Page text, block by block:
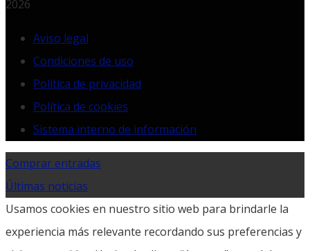
2026
Aviso legal
Condiciones de uso
Política de privacidad
Política de cookies
Sistema interno de información
Comprar entradas
Últimas noticias
Usamos cookies en nuestro sitio web para brindarle la
experiencia más relevante recordando sus preferencias y